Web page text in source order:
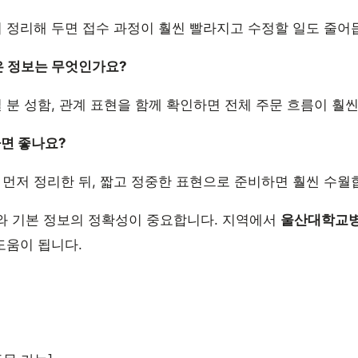
리해 두면 접수 과정이 훨씬 빨라지고 수정할 일도 줄어
정보는 무엇인가요?
성함, 관계 표현을 함께 확인하면 전체 주문 흐름이 훨
좋나요?
저 정리한 뒤, 짧고 정중한 표현으로 준비하면 훨씬 수월
기본 정보의 정확성이 중요합니다. 지역에서 울산대학교
움이 됩니다.